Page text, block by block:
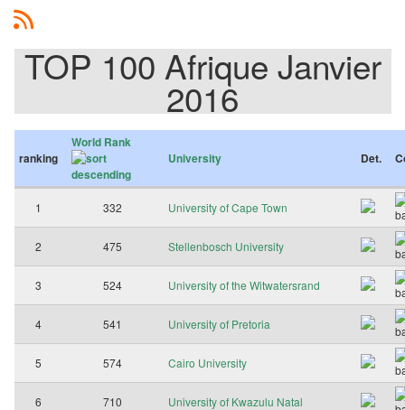
TOP 100 Afrique Janvier
2016
ranking
World Rank
University
Det.
1 332 University of Cape Town
2 475 Stellenbosch University
3 524 University of the Witwatersrand
4 541 University of Pretoria
5 574 Cairo University
6 710 University of Kwazulu Natal